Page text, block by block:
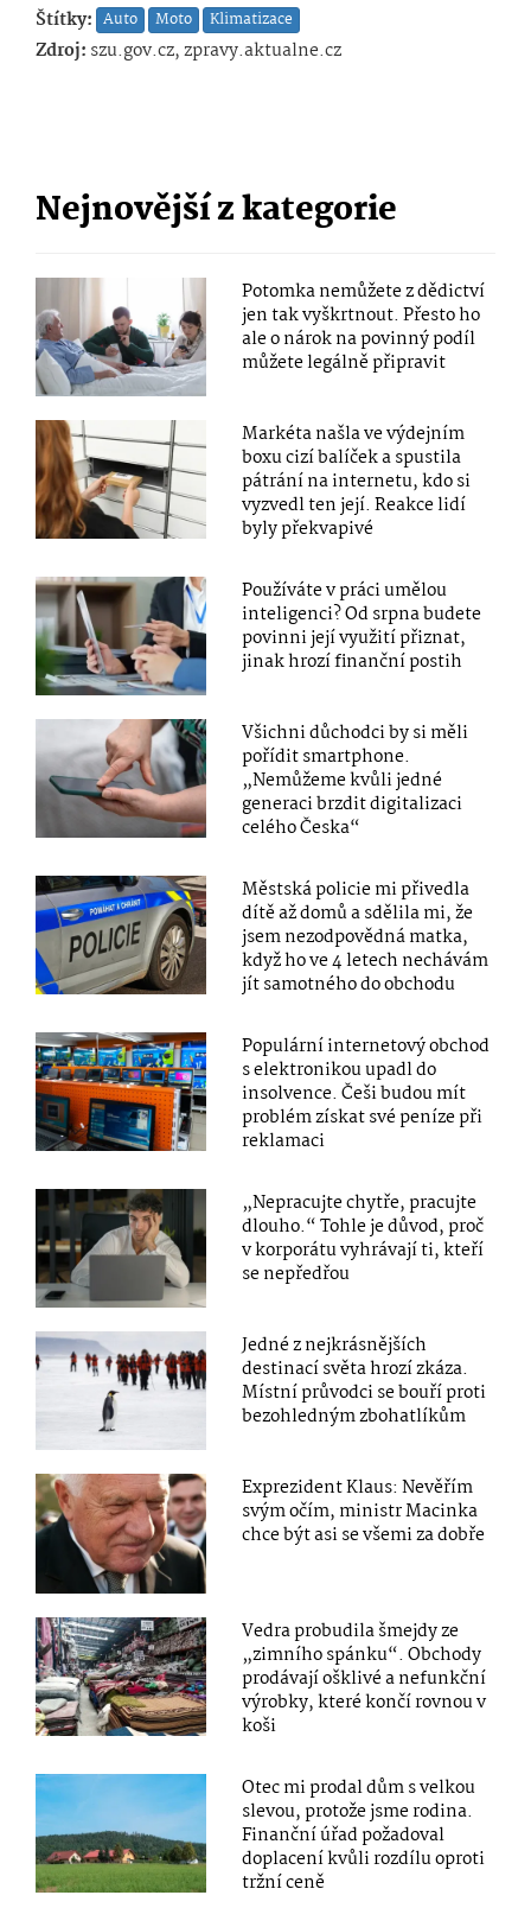
Štítky: Auto Moto Klimatizace
Zdroj: szu.gov.cz, zpravy.aktualne.cz
Nejnovější z kategorie
Potomka nemůžete z dědictví
jen tak vyškrtnout. Přesto ho
ale o nárok na povinný podíl
můžete legálně připravit
Markéta našla ve výdejním
boxu cizí balíček a spustila
pátrání na internetu, kdo si
vyzvedl ten její. Reakce lidí
byly překvapivé
Používáte v práci umělou
inteligenci? Od srpna budete
povinni její využití přiznat,
jinak hrozí finanční postih
Všichni důchodci by si měli
pořídit smartphone.
„Nemůžeme kvůli jedné
generaci brzdit digitalizaci
celého Česka“
Městská policie mi přivedla
dítě až domů a sdělila mi, že
jsem nezodpovědná matka,
když ho ve 4 letech nechávám
jít samotného do obchodu
Populární internetový obchod
s elektronikou upadl do
insolvence. Češi budou mít
problém získat své peníze při
reklamaci
„Nepracujte chytře, pracujte
dlouho.“ Tohle je důvod, proč
v korporátu vyhrávají ti, kteří
se nepředřou
Jedné z nejkrásnějších
destinací světa hrozí zkáza.
Místní průvodci se bouří proti
bezohledným zbohatlíkům
Exprezident Klaus: Nevěřím
svým očím, ministr Macinka
chce být asi se všemi za dobře
Vedra probudila šmejdy ze
„zimního spánku“. Obchody
prodávají ošklivé a nefunkční
výrobky, které končí rovnou v
koši
Otec mi prodal dům s velkou
slevou, protože jsme rodina.
Finanční úřad požadoval
doplacení kvůli rozdílu oproti
tržní ceně